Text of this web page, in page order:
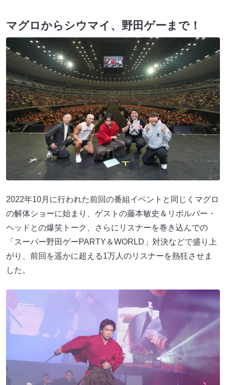
マグロからシウマイ、野田ゲーまで！
2022年10月に行われた前回の番組イベントと同じくマグロ
の解体ショーに始まり、ゲストの藤本敏史＆リボルバー・
ヘッドとの爆笑トーク、さらにリスナーを巻き込んでの
「スーパー野田ゲーPARTY＆WORLD」対決などで盛り上
がり、前回を遥かに超える1万人のリスナーを熱狂させま
した。